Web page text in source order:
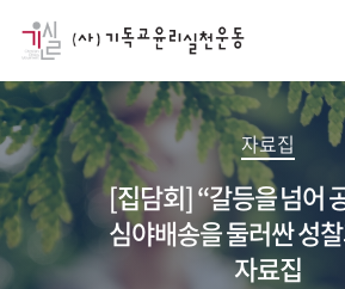
자료집
[집담회] “갈등을 넘어
심야배송을 둘러싼 성
자료집